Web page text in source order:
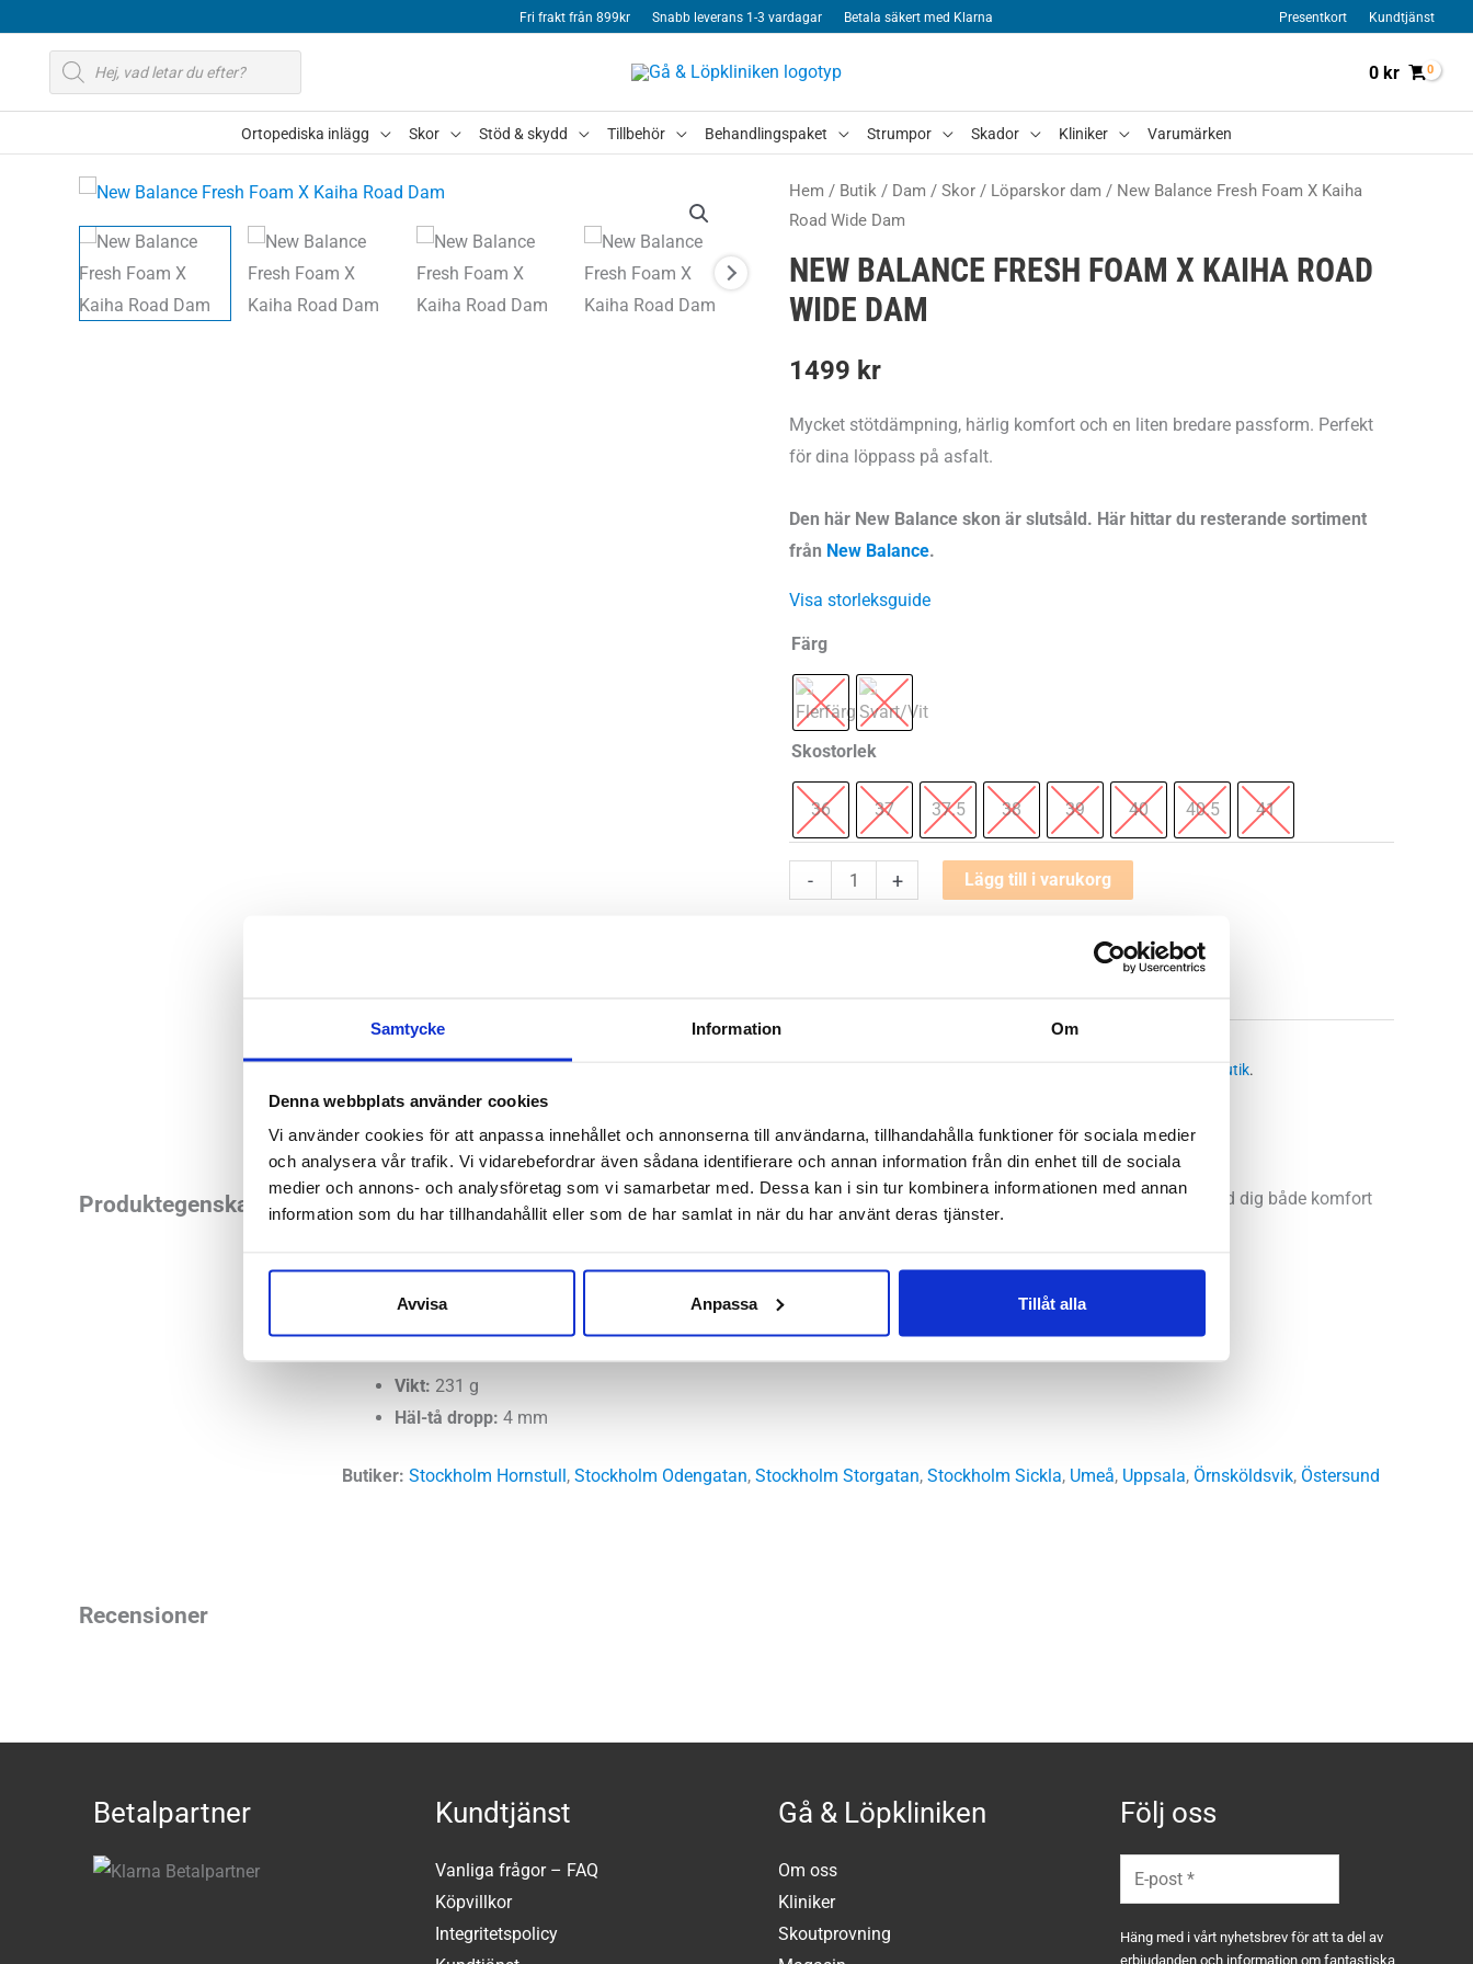
Samtycke Information Om
Denna webbplats använder cookies
Vi använder cookies för att anpassa innehållet och annonserna till användarna, tillhandahålla funktioner för sociala medier
och analysera vår trafik. Vi vidarebefordrar även sådana identifierare och annan information från din enhet till de sociala
medier och annons- och analysföretag som vi samarbetar med. Dessa kan i sin tur kombinera informationen med annan
information som du har tillhandahållit eller som de har samlat in när du har använt deras tjänster.
Avvisa Anpassa Tillåt alla
Fri frakt från 899kr Snabb leverans 1-3 vardagar Betala säkert med Klarna Presentkort Kundtjänst
Produktsökning
0 kr
Ortopediska inlägg Skor Stöd & skydd Tillbehör Behandlingspaket Strumpor Skador Kliniker Varumärken
Hem / Butik / Dam / Skor / Löparskor dam / New Balance Fresh Foam X Kaiha
Road Wide Dam
NEW BALANCE FRESH FOAM X KAIHA ROAD
WIDE DAM
1499 kr
Mycket stötdämpning, härlig komfort och en liten bredare passform. Perfekt
för dina löppass på asfalt.
Den här New Balance skon är slutsåld. Här hittar du resterande sortiment
från New Balance.
Visa storleksguide
Färg
Skostorlek
36 37 37.5 38 39 40 40.5 41
-
New
Balance
Dam
mängd
+ Lägg till i varukorg
butik.
Produktegenskaper
Vare sig du ska ut på ett längre löppass eller en uppfriskande promenad ger New Balance Fresh Foam X Kaiha Road dig både komfort
Vikt: 231 g
Häl-tå dropp: 4 mm
Butiker: Stockholm Hornstull, Stockholm Odengatan, Stockholm Storgatan, Stockholm Sickla, Umeå, Uppsala, Örnsköldsvik, Östersund
Recensioner
Betalpartner Kundtjänst
Vanliga frågor – FAQ
Köpvillkor
Integritetspolicy
Gå & Löpkliniken
Om oss
Kliniker
Skoutprovning
Följ oss
Häng med i vårt nyhetsbrev för att ta del av
erbjudanden och information om fantastiska